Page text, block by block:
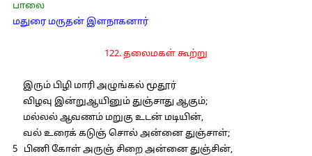
பாலை
மதுரை மருதன் இளநாகனார்
122. தலைமகள் கூற்று
இரும் பிழி மாரி அழுங்கல் மூதூர்
விழவு இன்றுஆயினும் துஞ்சாது ஆகும்;
மல்லல் ஆவணம் மறுகு உடன் மடியின்,
வல் உரைக் கடுஞ் சொல் அன்னை துஞ்சாள்;
5 பிணி கோள் அருஞ் சிறை அன்னை துஞ்சின்,